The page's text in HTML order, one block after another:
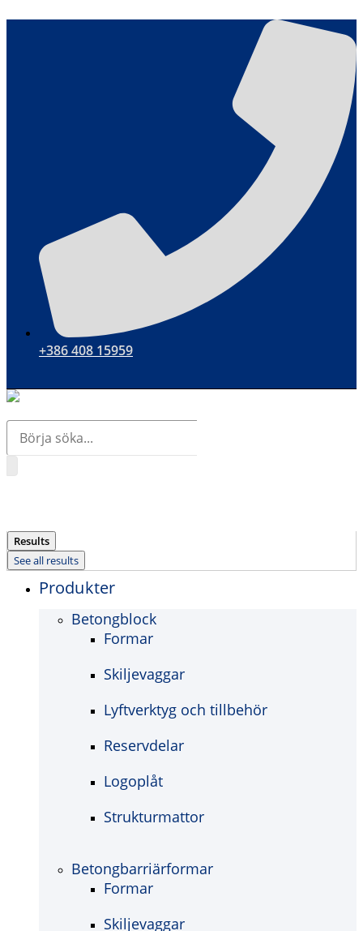
+386 408 15959
Search
Results
See all results
Produkter
Betongblock
Formar
Skiljevaggar
Lyftverktyg och tillbehör
Reservdelar
Logoplåt
Strukturmattor
Betongbarriärformar
Formar
Skiljevaggar